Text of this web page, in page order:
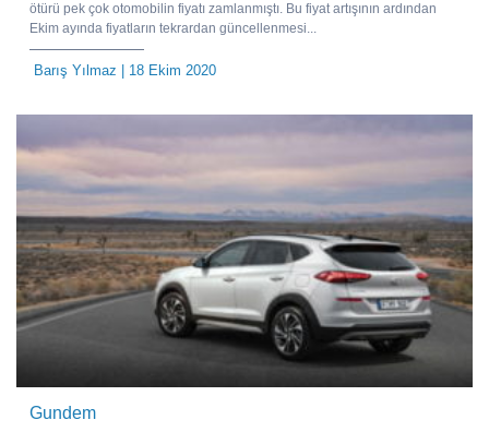
ötürü pek çok otomobilin fiyatı zamlanmıştı. Bu fiyat artışının ardından
Ekim ayında fiyatların tekrardan güncellenmesi...
Barış Yılmaz | 18 Ekim 2020
Gundem